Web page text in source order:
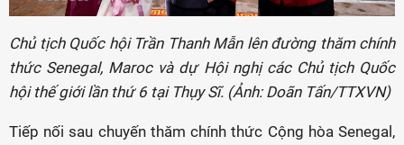
Chủ tịch Quốc hội Trần Thanh Mẫn lên đường thăm chính
thức Senegal, Maroc và dự Hội nghị các Chủ tịch Quốc
hội thế giới lần thứ 6 tại Thụy Sĩ. (Ảnh: Doãn Tấn/TTXVN)
Tiếp nối sau chuyến thăm chính thức Cộng hòa Senegal,